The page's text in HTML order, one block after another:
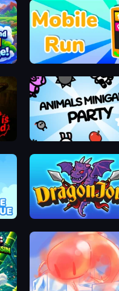
Mobile Run
Animals Minigame Party
Dragon Joust (.io)